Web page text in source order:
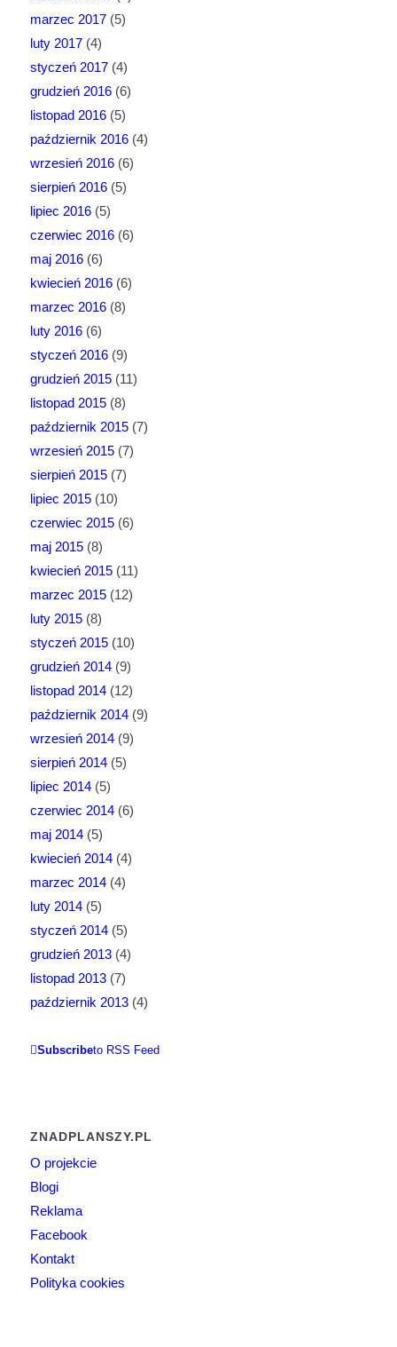
marzec 2017(5)
luty 2017(4)
styczeń 2017(4)
grudzień 2016(6)
listopad 2016(5)
październik 2016(4)
wrzesień 2016(6)
sierpień 2016(5)
lipiec 2016(5)
czerwiec 2016(6)
maj 2016(6)
kwiecień 2016(6)
marzec 2016(8)
luty 2016(6)
styczeń 2016(9)
grudzień 2015(11)
listopad 2015(8)
październik 2015(7)
wrzesień 2015(7)
sierpień 2015(7)
lipiec 2015(10)
czerwiec 2015(6)
maj 2015(8)
kwiecień 2015(11)
marzec 2015(12)
luty 2015(8)
styczeń 2015(10)
grudzień 2014(9)
listopad 2014(12)
październik 2014(9)
wrzesień 2014(9)
sierpień 2014(5)
lipiec 2014(5)
czerwiec 2014(6)
maj 2014(5)
kwiecień 2014(4)
marzec 2014(4)
luty 2014(5)
styczeń 2014(5)
grudzień 2013(4)
listopad 2013(7)
październik 2013(4)
Subscribeto RSS Feed
ZNADPLANSZY.PL
O projekcie
Blogi
Reklama
Facebook
Kontakt
Polityka cookies